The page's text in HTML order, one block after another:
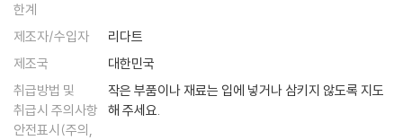
한계
제조자/수입자
리다트
제조국
대한민국
취급방법 및
취급시 주의사항
안전표시(주의,
작은 부품이나 재료는 입에 넣거나 삼키지 않도록 지도
해 주세요.